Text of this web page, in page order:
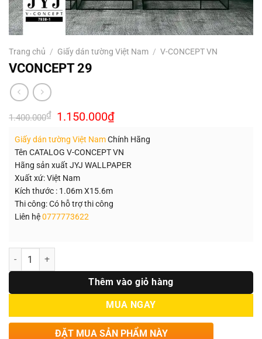
Trang chủ / Giấy dán tường Việt Nam / V-CONCEPT VN
VCONCEPT 29
1.400.000₫ Giá
gốc
1.400.000₫.
1.150.000₫Giá
hiện
là:
1.150.000₫.
Giấy dán tường Việt NamChính Hãng
Tên CATALOG V-CONCEPT VN
Hãng sản xuất JYJ WALLPAPER
Xuất xứ: Việt Nam
Kích thước : 1.06m X15.6m
Thi công: Có hỗ trợ thi công
Liên hệ0777773622
Số lượng
Thêm vào giỏ hàng
MUA NGAY
ĐẶT MUA SẢN PHẨM NÀY